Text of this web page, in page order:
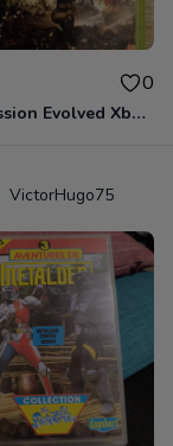
0
Front Mission Evolved Xbox 360
VictorHugo75